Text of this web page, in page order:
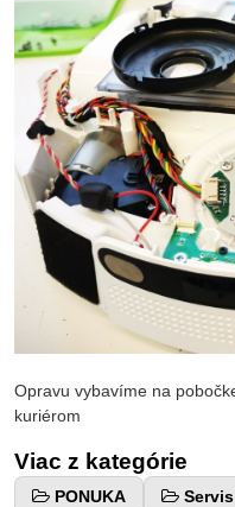
Opravu vybavíme na
kuriérom
Viac z kategórie
PONUKA